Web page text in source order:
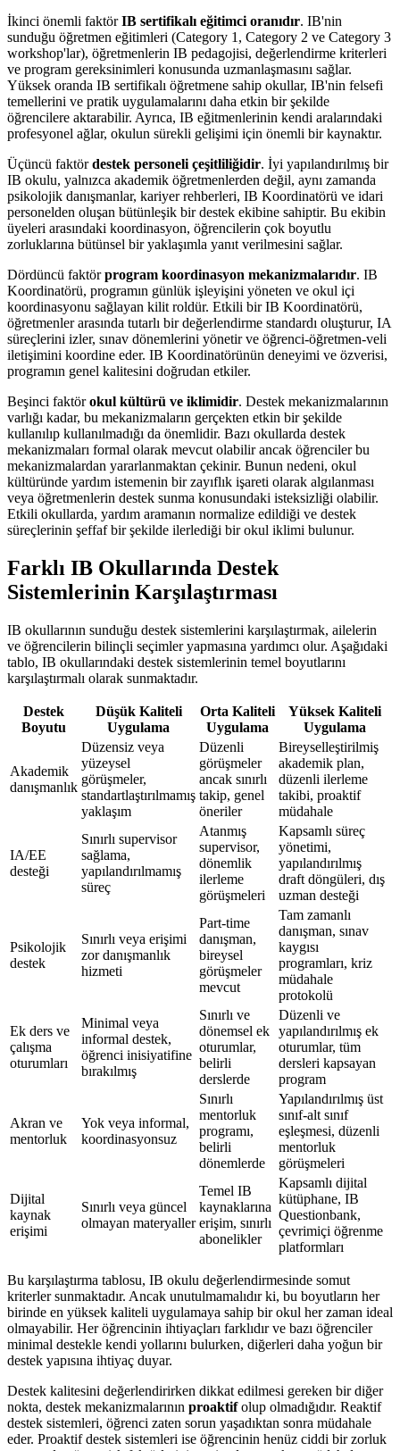
İkinci önemli faktörIB sertifikalı eğitimci oranıdır. IB'nin
sunduğu öğretmen eğitimleri (Category 1, Category 2 ve Category 3
workshop'lar), öğretmenlerin IB pedagojisi, değerlendirme kriterleri
ve program gereksinimleri konusunda uzmanlaşmasını sağlar.
Yüksek oranda IB sertifikalı öğretmene sahip okullar, IB'nin felsefi
temellerini ve pratik uygulamalarını daha etkin bir şekilde
öğrencilere aktarabilir. Ayrıca, IB eğitmenlerinin kendi aralarındaki
profesyonel ağlar, okulun sürekli gelişimi için önemli bir kaynaktır.
Üçüncü faktördestek personeli çeşitliliğidir. İyi yapılandırılmış bir
IB okulu, yalnızca akademik öğretmenlerden değil, aynı zamanda
psikolojik danışmanlar, kariyer rehberleri, IB Koordinatörü ve idari
personelden oluşan bütünleşik bir destek ekibine sahiptir. Bu ekibin
üyeleri arasındaki koordinasyon, öğrencilerin çok boyutlu
zorluklarına bütünsel bir yaklaşımla yanıt verilmesini sağlar.
Dördüncü faktörprogram koordinasyon mekanizmalarıdır. IB
Koordinatörü, programın günlük işleyişini yöneten ve okul içi
koordinasyonu sağlayan kilit roldür. Etkili bir IB Koordinatörü,
öğretmenler arasında tutarlı bir değerlendirme standardı oluşturur, IA
süreçlerini izler, sınav dönemlerini yönetir ve öğrenci-öğretmen-veli
iletişimini koordine eder. IB Koordinatörünün deneyimi ve özverisi,
programın genel kalitesini doğrudan etkiler.
Beşinci faktörokul kültürü ve iklimidir. Destek mekanizmalarının
varlığı kadar, bu mekanizmaların gerçekten etkin bir şekilde
kullanılıp kullanılmadığı da önemlidir. Bazı okullarda destek
mekanizmaları formal olarak mevcut olabilir ancak öğrenciler bu
mekanizmalardan yararlanmaktan çekinir. Bunun nedeni, okul
kültüründe yardım istemenin bir zayıflık işareti olarak algılanması
veya öğretmenlerin destek sunma konusundaki isteksizliği olabilir.
Etkili okullarda, yardım aramanın normalize edildiği ve destek
süreçlerinin şeffaf bir şekilde ilerlediği bir okul iklimi bulunur.
Farklı IB Okullarında Destek
Sistemlerinin Karşılaştırması
IB okullarının sunduğu destek sistemlerini karşılaştırmak, ailelerin
ve öğrencilerin bilinçli seçimler yapmasına yardımcı olur. Aşağıdaki
tablo, IB okullarındaki destek sistemlerinin temel boyutlarını
karşılaştırmalı olarak sunmaktadır.
Destek
Boyutu
Düşük Kaliteli
Uygulama
Orta Kaliteli
Uygulama
Yüksek Kaliteli
Uygulama
Akademik
danışmanlık
Düzensiz veya
yüzeysel
görüşmeler,
standartlaştırılmamış
yaklaşım
Düzenli
görüşmeler
ancak sınırlı
takip, genel
öneriler
Bireyselleştirilmiş
akademik plan,
düzenli ilerleme
takibi, proaktif
müdahale
IA/EE
desteği
Sınırlı supervisor
sağlama,
yapılandırılmamış
süreç
Atanmış
supervisor,
dönemlik
ilerleme
görüşmeleri
Kapsamlı süreç
yönetimi,
yapılandırılmış
draft döngüleri, dış
uzman desteği
Psikolojik
destek
Sınırlı veya erişimi
zor danışmanlık
hizmeti
Part-time
danışman,
bireysel
görüşmeler
mevcut
Tam zamanlı
danışman, sınav
kaygısı
programları, kriz
müdahale
protokolü
Ek ders ve
çalışma
oturumları
Minimal veya
informal destek,
öğrenci inisiyatifine
bırakılmış
Sınırlı ve
dönemsel ek
oturumlar,
belirli
derslerde
Düzenli ve
yapılandırılmış ek
oturumlar, tüm
dersleri kapsayan
program
Akran ve
mentorluk
Yok veya informal,
koordinasyonsuz
Sınırlı
mentorluk
programı,
belirli
dönemlerde
Yapılandırılmış üst
sınıf-alt sınıf
eşleşmesi, düzenli
mentorluk
görüşmeleri
Dijital
kaynak
erişimi
Sınırlı veya güncel
olmayan materyaller
Temel IB
kaynaklarına
erişim, sınırlı
abonelikler
Kapsamlı dijital
kütüphane, IB
Questionbank,
çevrimiçi öğrenme
platformları
Bu karşılaştırma tablosu, IB okulu değerlendirmesinde somut
kriterler sunmaktadır. Ancak unutulmamalıdır ki, bu boyutların her
birinde en yüksek kaliteli uygulamaya sahip bir okul her zaman ideal
olmayabilir. Her öğrencinin ihtiyaçları farklıdır ve bazı öğrenciler
minimal destekle kendi yollarını bulurken, diğerleri daha yoğun bir
destek yapısına ihtiyaç duyar.
Destek kalitesini değerlendirirken dikkat edilmesi gereken bir diğer
nokta, destek mekanizmalarının proaktifolup olmadığıdır. Reaktif
destek sistemleri, öğrenci zaten sorun yaşadıktan sonra müdahale
eder. Proaktif destek sistemleri ise öğrencinin henüz ciddi bir zorluk